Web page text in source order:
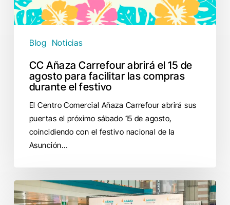
de
agosto
facilitar
compras
durante
Blog Noticias
CC Añaza Carrefour abrirá el 15 de
agosto para facilitar las compras
durante el festivo
El Centro Comercial Añaza Carrefour abrirá sus
puertas el próximo sábado 15 de agosto,
coincidiendo con el festivo nacional de la
Asunción…
El
CC